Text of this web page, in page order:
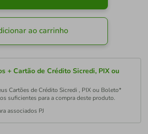
ao carrinho
+ Cartão de Crédito Sicredi, PIX ou
Cartões de Crédito Sicredi , PIX ou Boleto*
suficientes para a compra deste produto.
associados PJ